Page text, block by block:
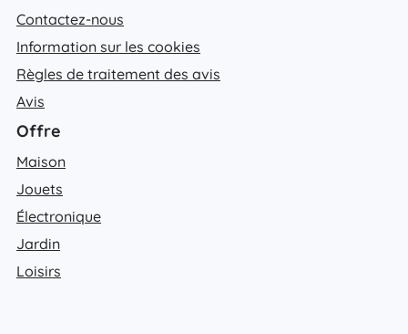
Contactez-nous
Information sur les cookies
Règles de traitement des avis
Avis
Offre
Maison
Jouets
Électronique
Jardin
Loisirs